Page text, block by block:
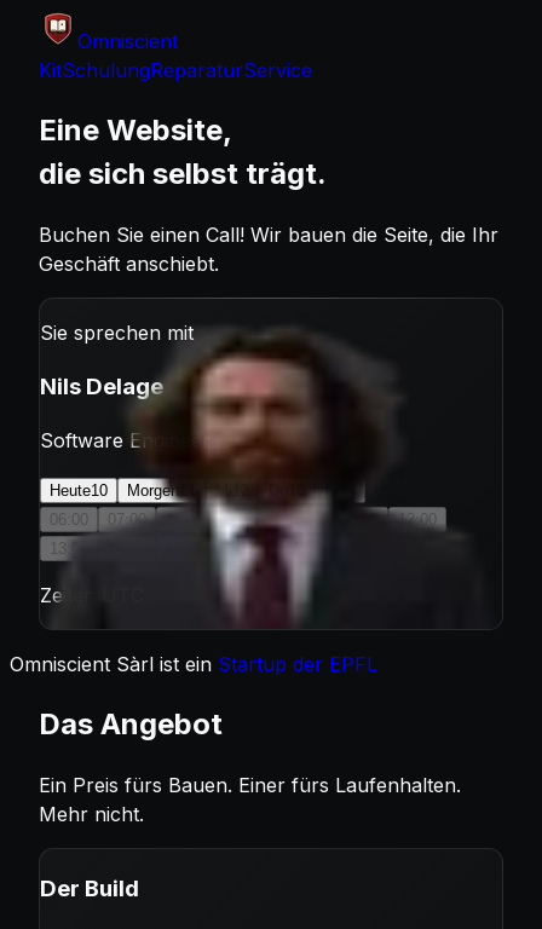
Omniscient
KitSchulungReparaturService
Eine Website,
die sich selbst trägt.
Buchen Sie einen Call! Wir bauen die Seite, die Ihr
Geschäft anschiebt.
Sie sprechen mit
Nils Delage
Software Engineer
Heute10 Morgen Mi Fr
06:00
07:00 09:00 10:00
12:00
13:00
16:00 17:00
Zeiten UTC
Omniscient Sàrl ist ein Startup der EPFL
Das Angebot
Ein Preis fürs Bauen. Einer fürs Laufenhalten.
Mehr nicht.
Der Build